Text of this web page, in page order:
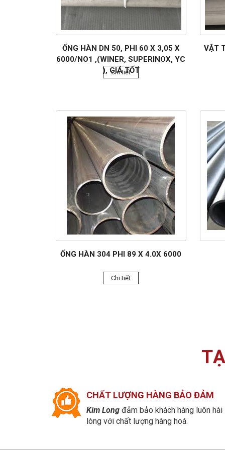
ỐNG HÀN DN 50, PHI 60 X 3,05 X
6000/NO1 ,(WINER, SUPERINOX, YC
), GIÁ TỐT
Chi tiết
VẬT
ỐNG HÀN 304 PHI 89 X 4.0X 6000
Chi tiết
CHẤT LƯỢNG HÀNG BẢO ĐẢM
Kim Long đảm bảo khách hàng luôn hài
lòng với chất lượng hàng hoá.